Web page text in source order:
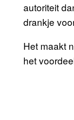
autoriteit
drankje
Het maakt
het